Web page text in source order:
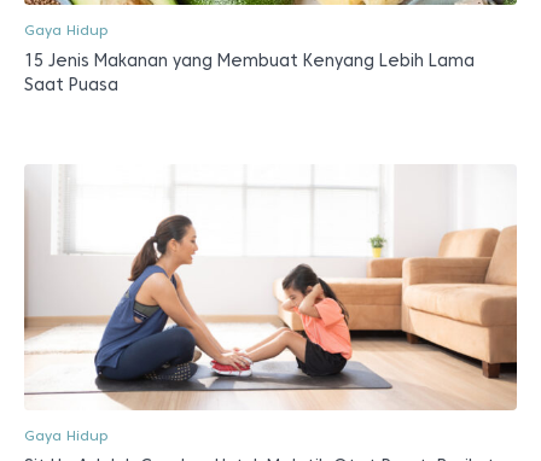
Gaya Hidup
15 Jenis Makanan yang Membuat Kenyang Lebih Lama
Saat Puasa
Gaya Hidup